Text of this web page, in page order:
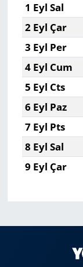
1 Eyl Sal
2 Eyl Çar
3 Eyl Per
4 Eyl Cum
5 Eyl Cts
6 Eyl Paz
7 Eyl Pts
8 Eyl Sal
9 Eyl Çar